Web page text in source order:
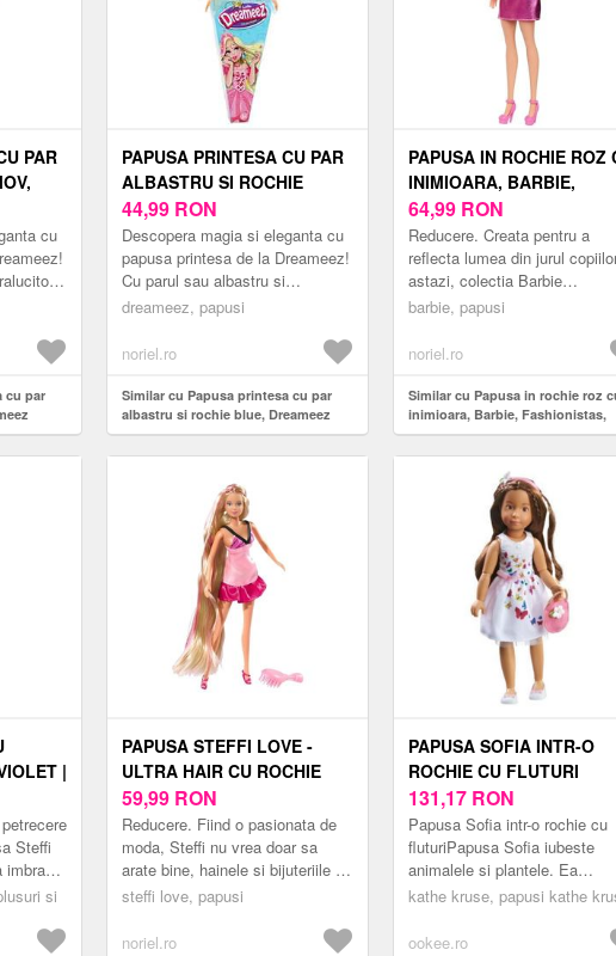
PAR
cu
este
cu par
PAPUSA PRINTESA CU PAR
ALBASTRU SI ROCHIE
BLUE, DREAMEEZ
44,99 RON
Descopera magia si eleganta cu
papusa printesa de la Dreameez!
Cu parul sau albastru si
stralucitor, aceasta papusa
f...
dreameez, papusi
noriel.ro
Similar cu Papusa printesa cu par
albastru si rochie blue, Dreameez
PAPUSA IN ROCHIE ROZ
INIMIOARA, BARBIE,
FASHIONISTAS, HYT88
64,99 RON
Reducere. Creata pentru a
reflecta lumea din jurul
astazi, colectia Barbie
Fashionistas aduce in prim-plan
inspirand...
barbie, papusi
noriel.ro
Similar cu Papusa in rochie roz
inimioara, Barbie, Fashionistas,
HYT88
|
Steffi
imbrace
include
si
PAPUSA STEFFI LOVE -
ULTRA HAIR CU ROCHIE
ROZ DESCHIS
59,99 RON
Reducere. Fiind o pasionata de
moda, Steffi nu vrea doar sa
arate bine, hainele si bijuteriile ei
spun totul, dar si parul trebuie sa
steffi love, papusi
noriel.ro
PAPUSA SOFIA INTR-O
ROCHIE CU FLUTURI
131,17 RON
Papusa Sofia intr-o rochie cu
fluturiPapusa Sofia iubeste
animalele si plantele. Ea
comunica cu orice vietuitoare
kathe kruse, papusi kathe
ookee.ro